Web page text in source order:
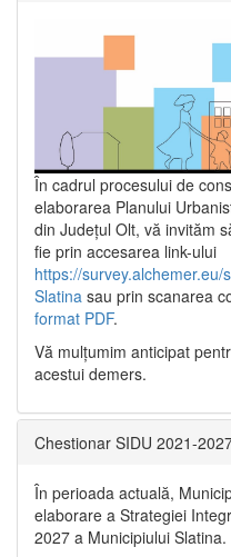
În cadrul procesului de
elaborarea Planului
din Județul Olt, vă invităm
fie prin accesarea link-ului
https://
Slatina sau prin scanarea
format PDF.
Vă mulţumim anticipat
acestui demers.
Chestionar SIDU 2021-
În perioada actuală,
elaborare a Strategiei
2027 a Municipiului Slatina.